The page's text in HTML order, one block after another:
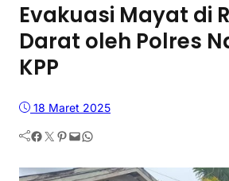
Evakuasi Mayat di
Darat oleh Polres
KPP
18 Maret 2025
Facebook Twitter Pinterest Mail WhatsApp